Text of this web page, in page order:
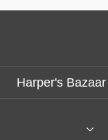
Harper's Bazaar